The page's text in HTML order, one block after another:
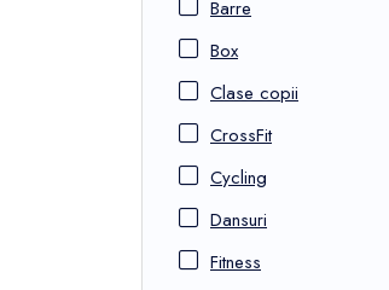
Barre
Box
Clase copii
CrossFit
Cycling
Dansuri
Fitness